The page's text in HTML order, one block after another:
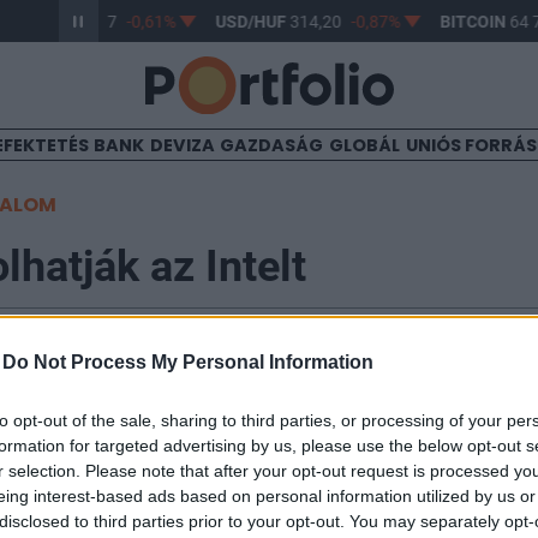
Do Not Process My Personal Information
opt-out of the sale, sharing to third parties, or processing of your
for targeted advertising by us, please use the below opt-out
selection. Please note that after your opt-out request is processed
interest-based ads based on personal information utilized by us
to third parties prior to your opt-out. You may separately
363,17 -0,61% USD/HUF314,20 -0,87% BITCOIN64
BANK DEVIZA GAZDASÁG GLOBÁL UNIÓS
az Intelt
óriás, az Intel körül egyre több pletyka kering a
vagy felosztásáról. A cég két fő riválisa, a
(TSMC) és a Broadcom is fontolgatja a
akár az ikonikus amerikai vállalat